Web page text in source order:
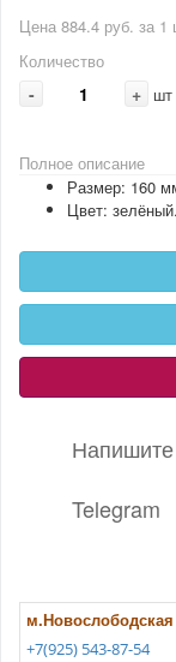
Цена 884.4 руб. за 1
Количество
- + шт
Полное описание
Размер: 160
Цвет: зелёный.
Telegram
м.Новослободская
+7(925) 543-87-54